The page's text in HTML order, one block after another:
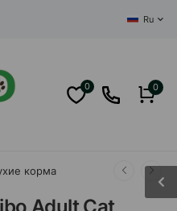
Ru
0 0
корма